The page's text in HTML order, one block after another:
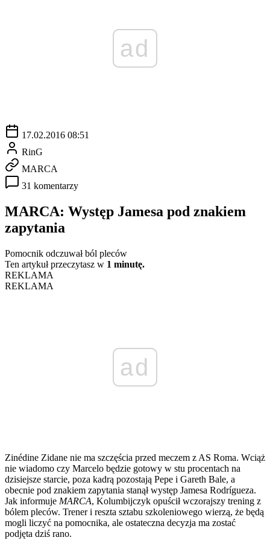
ad
17.02.2016 08:51
RinG
MARCA
31 komentarzy
MARCA: Występ Jamesa pod znakiem
zapytania
Pomocnik odczuwał ból pleców
Ten artykuł przeczytasz w 1 minutę.
REKLAMA
REKLAMA
ad
Zinédine Zidane nie ma szczęścia przed meczem z AS Roma. Wciąż
nie wiadomo czy Marcelo będzie gotowy w stu procentach na
dzisiejsze starcie, poza kadrą pozostają Pepe i Gareth Bale, a
obecnie pod znakiem zapytania stanął występ Jamesa Rodrígueza.
Jak informuje MARCA, Kolumbijczyk opuścił wczorajszy trening z
bólem pleców. Trener i reszta sztabu szkoleniowego wierzą, że będą
mogli liczyć na pomocnika, ale ostateczna decyzja ma zostać
podjęta dziś rano.